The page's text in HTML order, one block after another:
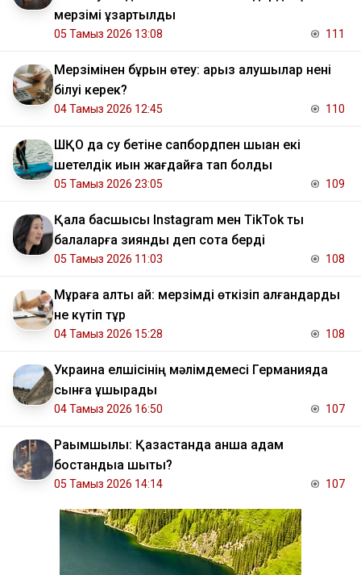
мерзімі ұзартылды
05 Тамыз 2026 13:08 111
Мерзімінен бұрын өтеу: қарыз алушылар нені
білуі керек?
04 Тамыз 2026 12:45 110
ШҚО да су бетіне сапбордпен шыққан екі
шетелдік қиын жағдайға тап болды
05 Тамыз 2026 23:05 109
Қала басшысы Instagram мен TikTok ты
балаларға зиянды деп сотқа берді
05 Тамыз 2026 11:03 108
Мұраға алты ай: мерзімді өткізіп алғандарды
не күтіп тұр
04 Тамыз 2026 15:28 108
Украина елшісінің мәлімдемесі Германияда
сынға ұшырады
04 Тамыз 2026 16:50 107
Рақымшылық: Қазақстанда қанша адам
бостандыққа шықты?
05 Тамыз 2026 14:14 107